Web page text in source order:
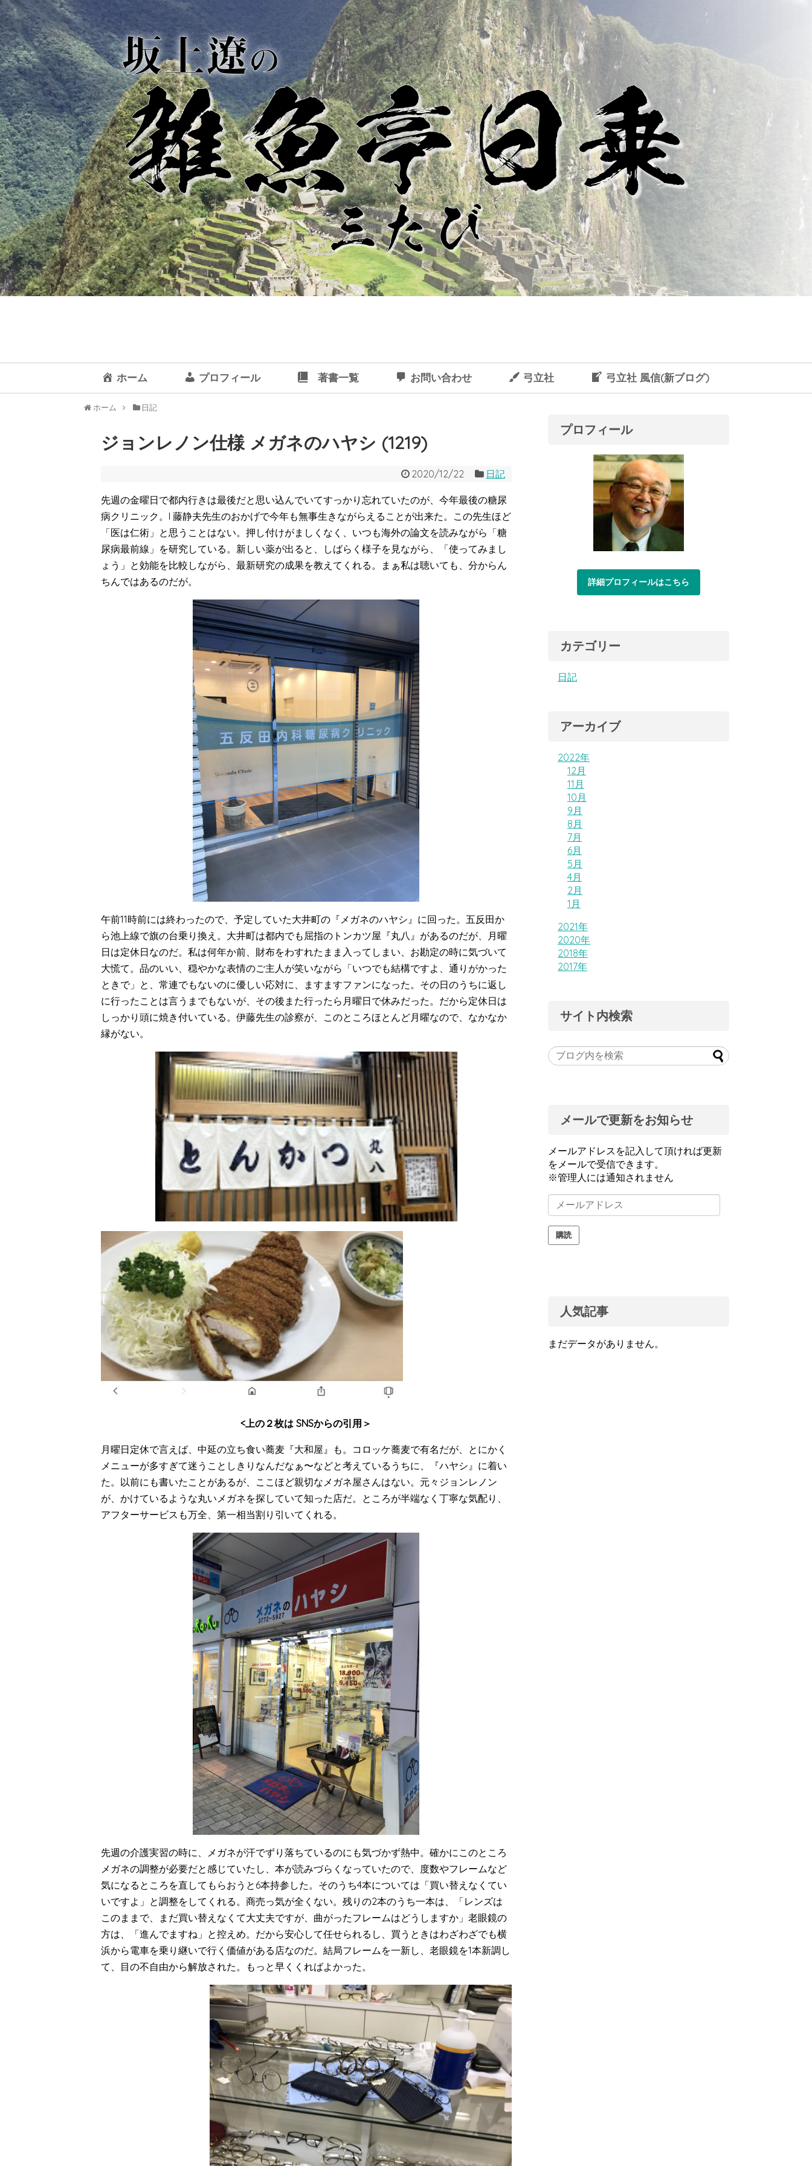
ホーム プロフィール 著書一覧 お問い合わせ 弓立社 弓立社 風信(新ブログ)
ホーム 日記
ジョンレノン仕様 メガネのハヤシ (1219)
2020/12/22 日記
先週の金曜日で都内行きは最後だと思い込んでいてすっかり忘れていたのが、今年最後の糖尿
病クリニック。I 藤静夫先生のおかげで今年も無事生きながらえることが出来た。この先生ほど
「医は仁術」と思うことはない。押し付けがましくなく、いつも海外の論文を読みながら「糖
尿病最前線」を研究している。新しい薬が出ると、しばらく様子を見ながら、「使ってみまし
ょう」と効能を比較しながら、最新研究の成果を教えてくれる。まぁ私は聴いても、分からん
ちんではあるのだが。
午前11時前には終わったので、予定していた大井町の『メガネのハヤシ』に回った。五反田か
ら池上線で旗の台乗り換え。大井町は都内でも屈指のトンカツ屋『丸八』があるのだが、月曜
日は定休日なのだ。私は何年か前、財布をわすれたまま入ってしまい、お勘定の時に気づいて
大慌て。品のいい、穏やかな表情のご主人が笑いながら「いつでも結構ですよ、通りがかった
ときで」と、常連でもないのに優しい応対に、ますますファンになった。その日のうちに返し
に行ったことは言うまでもないが、その後また行ったら月曜日で休みだった。だから定休日は
しっかり頭に焼き付いている。伊藤先生の診察が、このところほとんど月曜なので、なかなか
縁がない。
<上の２枚は SNSからの引用＞
月曜日定休で言えば、中延の立ち食い蕎麦『大和屋』も。コロッケ蕎麦で有名だが、とにかく
メニューが多すぎて迷うことしきりなんだなぁ〜などと考えているうちに、『ハヤシ』に着い
た。以前にも書いたことがあるが、ここほど親切なメガネ屋さんはない。元々ジョンレノン
が、かけているような丸いメガネを探していて知った店だ。ところが半端なく丁寧な気配り、
アフターサービスも万全、第一相当割り引いてくれる。
先週の介護実習の時に、メガネが汗でずり落ちているのにも気づかず熱中。確かにこのところ
メガネの調整が必要だと感じていたし、本が読みづらくなっていたので、度数やフレームなど
気になるところを直してもらおうと6本持参した。そのうち4本については「買い替えなくてい
いですよ」と調整をしてくれる。商売っ気が全くない。残りの2本のうち一本は、「レンズは
このままで、まだ買い替えなくて大丈夫ですが、曲がったフレームはどうしますか」老眼鏡の
方は、「進んでますね」と控えめ。だから安心して任せられるし、買うときはわざわざでも横
浜から電車を乗り継いで行く価値がある店なのだ。結局フレームを一新し、老眼鏡を1本新調し
て、目の不自由から解放された。もっと早くくればよかった。
プロフィール
詳細プロフィールはこちら
カテゴリー
日記
アーカイブ
2022年
12月
11月
10月
9月
8月
7月
6月
5月
4月
2月
1月
2021年
2020年
2018年
2017年
サイト内検索
メールで更新をお知らせ
メールアドレスを記入して頂ければ更新
をメールで受信できます。
※管理人には通知されません
メ
ー
ル
ア購読
人気記事
まだデータがありません。